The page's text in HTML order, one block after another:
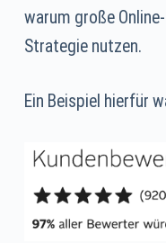
warum große
Strategie nutzen.
Ein Beispiel hierfür